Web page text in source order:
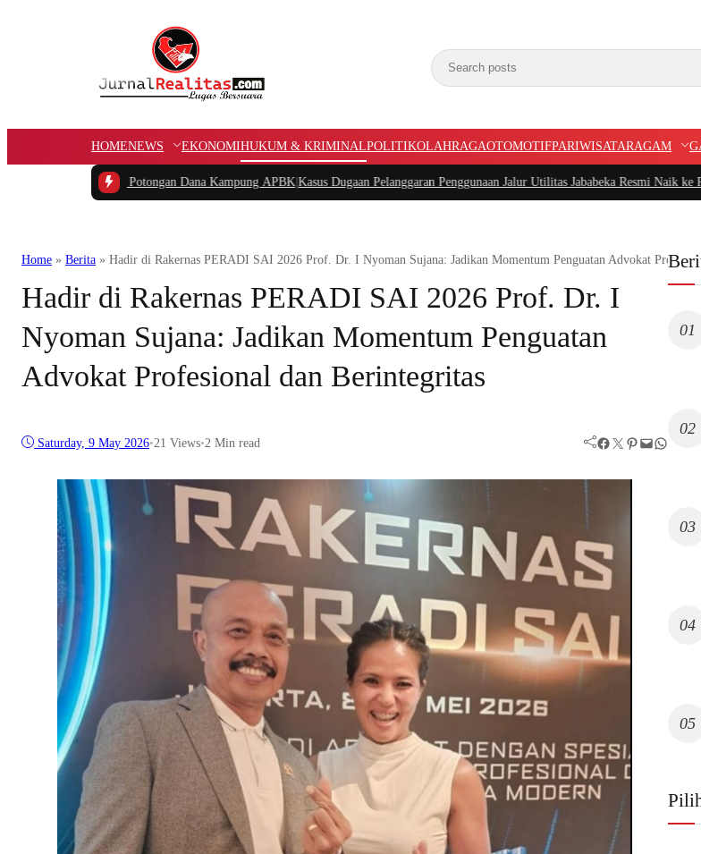
HOMENEWS EKONOMIHUKUM & KRIMINALPOLITIKOLAHRAGAOTOMOTIFPARIWISATARAGAM
Potongan Dana Kampung APBK|Kasus Dugaan Pelanggaran Penggunaan Jalur Utilitas Jababeka Resmi Naik ke Penyidikan|
Home » Berita » Hadir di Rakernas PERADI SAI 2026 Prof. Dr. I Nyoman Sujana: Jadikan Momentum Penguatan Advokat
Hadir di Rakernas PERADI SAI 2026 Prof. Dr. I
Nyoman Sujana: Jadikan Momentum Penguatan
Advokat Profesional dan Berintegritas
Saturday, 9 May 2026•21 Views•2 Min read Facebook Twitter Pinterest Mail WhatsApp
01
02
03
04
05